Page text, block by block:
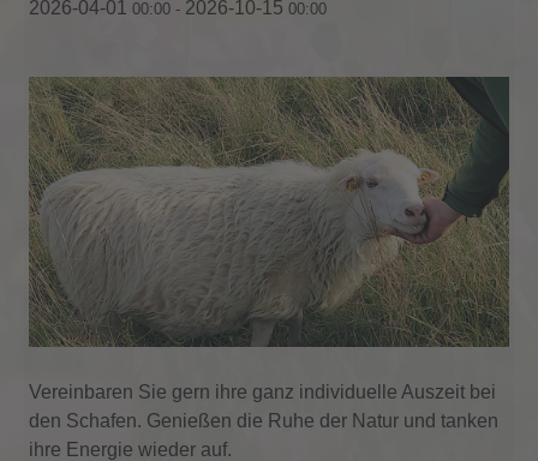
2026-04-01
00:00 - 2026-10-15 00:00
Vereinbaren Sie gern ihre ganz individuelle Auszeit bei
den Schafen. Genießen die Ruhe der Natur und tanken
ihre Energie wieder auf.